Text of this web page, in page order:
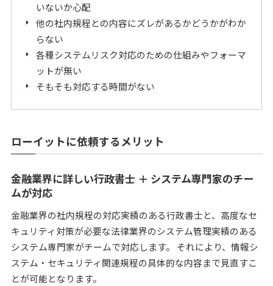
いないか心配
他の社内規程との内容にズレがあるかどうかがわか
らない
各種システムリスク対応のための仕組みやフォーマ
ットが無い
そもそも対応する時間がない
ローイットに依頼するメリット
金融業界に詳しい行政書士 ＋ システム専門家のチー
ムが対応
金融業界の社内規程の対応実績のある行政書士と、高度なセ
キュリティ対策が必要な法律業界のシステム管理実績のある
システム専門家がチームで対応します。 それにより、情報シ
ステム・セキュリティ関連規程の具体的な内容まで見直すこ
とが可能となります。